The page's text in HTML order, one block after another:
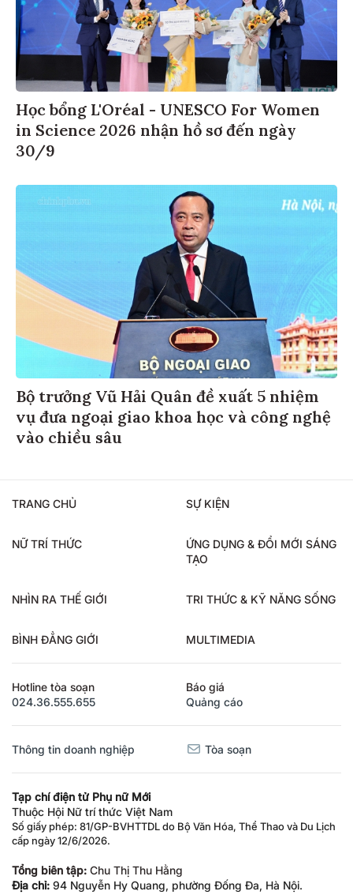
Học bổng L'Oréal - UNESCO For Women
in Science 2026 nhận hồ sơ đến ngày
30/9
Bộ trưởng Vũ Hải Quân đề xuất 5 nhiệm
vụ đưa ngoại giao khoa học và công nghệ
vào chiều sâu
TRANG CHỦ SỰ KIỆN
NỮ TRÍ THỨC
ỨNG DỤNG & ĐỔI MỚI SÁNG
TẠO
NHÌN RA THẾ GIỚI TRI THỨC & KỸ NĂNG SỐNG
BÌNH ĐẲNG GIỚI MULTIMEDIA
Hotline tòa soạn
024.36.555.655
Báo giá
Quảng cáo
Thông tin doanh nghiệp Tòa soạn
Tạp chí điện tử Phụ nữ Mới
Thuộc Hội Nữ trí thức Việt Nam
Số giấy phép: 81/GP-BVHTTDL do Bộ Văn Hóa, Thể Thao và Du Lịch
cấp ngày 12/6/2026.
Tổng biên tập: Chu Thị Thu Hằng
Địa chỉ: 94 Nguyễn Hy Quang, phường Đống Đa, Hà Nội.